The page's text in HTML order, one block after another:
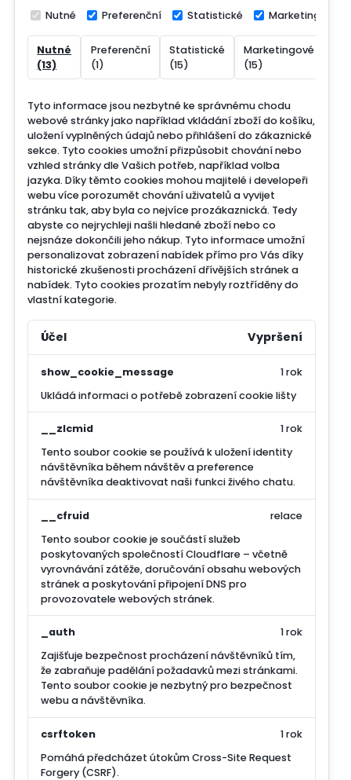
Nutné Preferenční Statistické Marketingové
Nutné
(13)
Preferenční
(1)
Statistické
(15)
Marketingové
(15)
Tyto informace jsou nezbytné ke správnému chodu
webové stránky jako například vkládání zboží do košíku,
uložení vyplněných údajů nebo přihlášení do zákaznické
sekce. Tyto cookies umožní přizpůsobit chování nebo
vzhled stránky dle Vašich potřeb, například volba
jazyka. Díky těmto cookies mohou majitelé i developeři
webu více porozumět chování uživatelů a vyvijet
stránku tak, aby byla co nejvíce prozákaznická. Tedy
abyste co nejrychleji našli hledané zboží nebo co
nejsnáze dokončili jeho nákup. Tyto informace umožní
personalizovat zobrazení nabídek přímo pro Vás díky
historické zkušenosti procházení dřívějších stránek a
nabídek. Tyto cookies prozatím nebyly roztříděny do
vlastní kategorie.
Účel Vypršení
show_cookie_message
Ukládá informaci o potřebě zobrazení cookie lišty
1 rok
__zlcmid
Tento soubor cookie se používá k uložení identity
návštěvníka během návštěv a preference
návštěvníka deaktivovat naši funkci živého chatu.
1 rok
__cfruid
Tento soubor cookie je součástí služeb
poskytovaných společností Cloudflare – včetně
vyrovnávání zátěže, doručování obsahu webových
stránek a poskytování připojení DNS pro
provozovatele webových stránek.
relace
_auth
Zajišťuje bezpečnost procházení návštěvníků tím,
že zabraňuje padělání požadavků mezi stránkami.
Tento soubor cookie je nezbytný pro bezpečnost
webu a návštěvníka.
1 rok
csrftoken
Pomáhá předcházet útokům Cross-Site Request
Forgery (CSRF).
1 rok